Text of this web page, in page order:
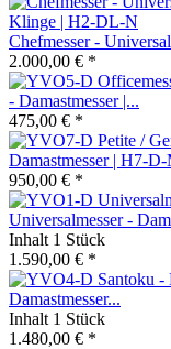
Chefmesser -
2.000,00 € *
- Damastmesser |...
475,00 € *
Damastmesser | H7-
950,00 € *
Universalmesser -
Inhalt 1 Stück
1.590,00 € *
Damastmesser...
Inhalt 1 Stück
1.480,00 € *